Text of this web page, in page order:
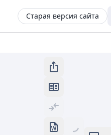
Старая версия сайта